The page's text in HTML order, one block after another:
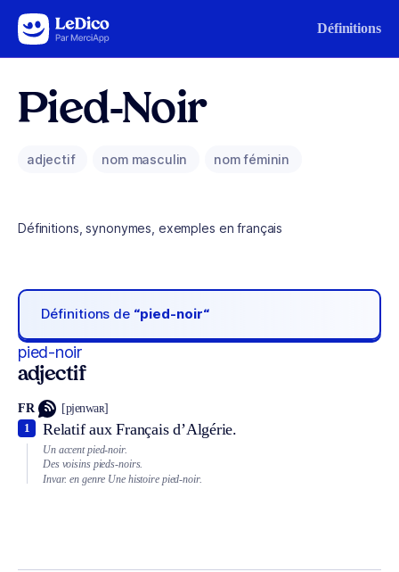
Aller au contenu Définitions
Pied-Noir
adjectif nom masculin nom féminin
Définitions, synonymes, exemples en français
Définitions de “pied-noir“
pied-noir
adjectif
FR [pjenwaʀ]
Relatif aux Français d’Algérie.
1
Un accent pied-noir.
Des voisins pieds-noirs.
Invar. en genre Une histoire pied-noir.